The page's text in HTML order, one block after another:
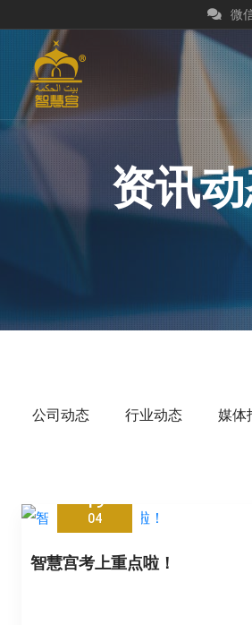
微
资讯
公司动态 行业动态 媒体
19
04
智慧宫考上重点啦！